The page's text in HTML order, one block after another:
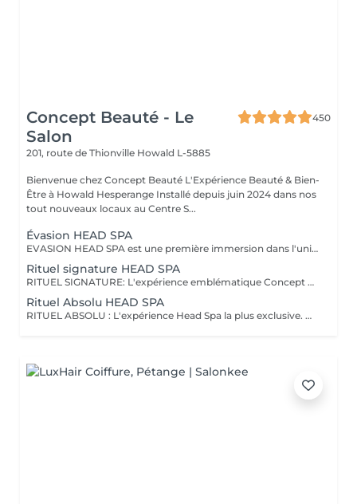
Concept Beauté - Le
Salon
450
201, route de Thionville Howald L-5885
Bienvenue chez Concept Beauté L'Expérience Beauté & Bien-
Être à Howald Hesperange Installé depuis juin 2024 dans nos
tout nouveaux locaux au Centre S...
Évasion HEAD SPA
EVASION HEAD SPA est une première immersion dans l'univers du Head Spa. Ce rituel découverte vous invite à relâcher les tensions accumulées grâce à un massage du cuir chevelu associé à une expérience sensorielle autour de l'eau et à un soin adapté. Idéal pour découvrir les bienfaits du Head Spa et s'offrir un véritable moment de détente. Coiffage ou brushing inclus. DECOUVREZ NOTRE UNIVERS HEAD SPA, une expérience unique alliant relaxation profonde, soin du cuir chevelu et beauté du cheveu. Inspirés des rituels de bien-être japonais, nos soins Head Spa sont conçus pour procurer un véritable moment de déconnexion tout en prenant soin de vos cheveux et de votre cuir chevelu. Chaque rituel associe des techniques de massage relaxantes, un travail autour de l'eau, des soins professionnels adaptés et se termine par un coiffage ou un brushing afin que vous repartiez détendue et sublimée. Accordez-vous une parenthèse hors du temps et choisissez le rituel qui correspond à vos envies.
Rituel signature HEAD SPA
RITUEL SIGNATURE: L'expérience emblématique Concept Beauté. Un rituel complet alliant bien-être, soin du cuir chevelu, beauté du cheveu et coiffage personnalisé. DECOUVREZ NOTRE UNIVERS HEAD SPA, une expérience unique alliant relaxation profonde, soin du cuir chevelu et beauté du cheveu. Inspirés des rituels de bien-être japonais, nos soins Head Spa sont conçus pour procurer un véritable moment de déconnexion tout en prenant soin de vos cheveux et de votre cuir chevelu. Chaque rituel associe des techniques de massage relaxantes, un travail autour de l'eau, des soins professionnels adaptés et se termine par un coiffage ou un brushing afin que vous repartiez détendue et sublimée. Accordez-vous une parenthèse hors du temps et choisissez le rituel qui correspond à vos envies.
Rituel Absolu HEAD SPA
RITUEL ABSOLU : L'expérience Head Spa la plus exclusive. Un voyage sensoriel profond associant relaxation intense, soins experts et mise en beauté complète des cheveux. DECOUVREZ NOTRE UNIVERS HEAD SPA, une expérience unique alliant relaxation profonde, soin du cuir chevelu et beauté du cheveu. Inspirés des rituels de bien-être japonais, nos soins Head Spa sont conçus pour procurer un véritable moment de déconnexion tout en prenant soin de vos cheveux et de votre cuir chevelu. Chaque rituel associe des techniques de massage relaxantes, un travail autour de l'eau, des soins professionnels adaptés et se termine par un coiffage ou un brushing afin que vous repartiez détendue et sublimée. Accordez-vous une parenthèse hors du temps et choisissez le rituel qui correspond à vos envies.